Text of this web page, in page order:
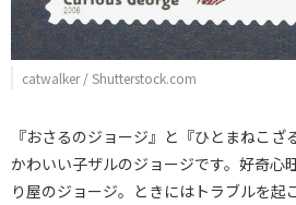
catwalker / Shutterstock.com
『おさるのジョージ』と『ひとまねこ
かわいい子ザルのジョージです。好奇心
り屋のジョージ。ときにはトラブルを起